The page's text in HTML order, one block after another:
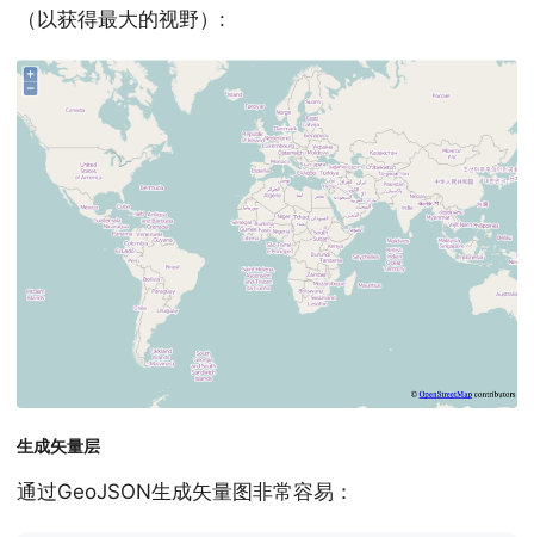
（以获得最大的视野）:
生成矢量层
通过GeoJSON生成矢量图非常容易：